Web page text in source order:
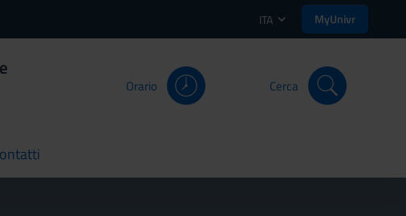
ITA MyUnivr
Orario Cerca